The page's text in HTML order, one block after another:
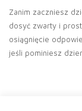
Zanim zaczniesz
dosyć zwarty i
osiągnięcie
jeśli pominiesz